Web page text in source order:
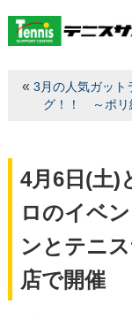
« 3月の人気ガット
グ！！ ～ポリ
4月6日(土)
ロのイベ
ンとテニ
店で開催